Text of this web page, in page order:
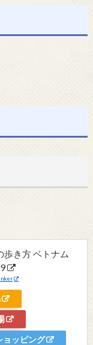
歩き方 ベトナム
ョッピング